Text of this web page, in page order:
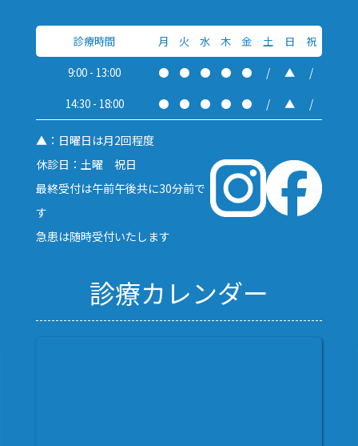
診療時間 月 火 水 木 金 土 日 祝
9:00 - 13:00 ● ● ● ● ● / ▲ /
14:30 - 18:00 ● ● ● ● ● / ▲ /
▲：日曜日は月2回程度
休診日：土曜 祝日
最終受付は午前午後共に30分前で
す
急患は随時受付いたします
診療カレンダー